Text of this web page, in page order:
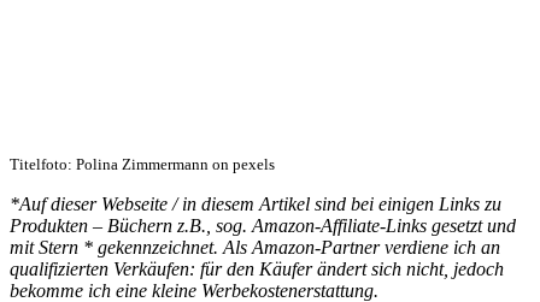
Titelfoto: Polina Zimmermann on pexels
*Auf dieser Webseite / in diesem Artikel sind bei einigen Links zu
Produkten – Büchern z.B., sog. Amazon-Affiliate-Links gesetzt und
mit Stern * gekennzeichnet. Als Amazon-Partner verdiene ich an
qualifizierten Verkäufen: für den Käufer ändert sich nicht, jedoch
bekomme ich eine kleine Werbekostenerstattung.